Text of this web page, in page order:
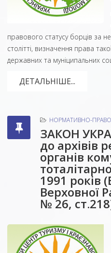
правового статусу борців за
столітті, визначення права
державних та муніципальних
ДЕТАЛЬНІШЕ...
НОРМАТИВНО-
ЗАКОН
до архівів
органів
1991 років
Верховної
№ 26,